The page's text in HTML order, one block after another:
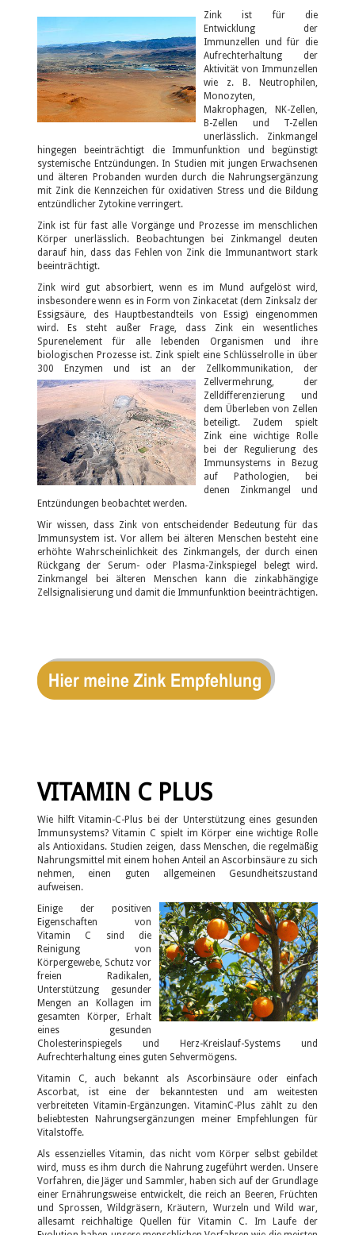
Zink ist für die
Entwicklung der
Immunzellen und für die
Aufrechterhaltung der
Aktivität von Immunzellen
wie z. B. Neutrophilen,
Monozyten,
Makrophagen, NK-Zellen,
B-Zellen und T-Zellen
unerlässlich. Zinkmangel
hingegen beeinträchtigt die Immunfunktion und begünstigt
systemische Entzündungen. In Studien mit jungen Erwachsenen
und älteren Probanden wurden durch die Nahrungsergänzung
mit Zink die Kennzeichen für oxidativen Stress und die Bildung
entzündlicher Zytokine verringert.
Zink ist für fast alle Vorgänge und Prozesse im menschlichen
Körper unerlässlich. Beobachtungen bei Zinkmangel deuten
darauf hin, dass das Fehlen von Zink die Immunantwort stark
beeinträchtigt.
Zink wird gut absorbiert, wenn es im Mund aufgelöst wird,
insbesondere wenn es in Form von Zinkacetat (dem Zinksalz der
Essigsäure, des Hauptbestandteils von Essig) eingenommen
wird. Es steht außer Frage, dass Zink ein wesentliches
Spurenelement für alle lebenden Organismen und ihre
biologischen Prozesse ist. Zink spielt eine Schlüsselrolle in über
300 Enzymen und ist an der Zellkommunikation, der
Zellvermehrung, der
Zelldifferenzierung und
dem Überleben von Zellen
beteiligt. Zudem spielt
Zink eine wichtige Rolle
bei der Regulierung des
Immunsystems in Bezug
auf Pathologien, bei
denen Zinkmangel und
Entzündungen beobachtet werden.
Wir wissen, dass Zink von entscheidender Bedeutung für das
Immunsystem ist. Vor allem bei älteren Menschen besteht eine
erhöhte Wahrscheinlichkeit des Zinkmangels, der durch einen
Rückgang der Serum- oder Plasma-Zinkspiegel belegt wird.
Zinkmangel bei älteren Menschen kann die zinkabhängige
Zellsignalisierung und damit die Immunfunktion beeinträchtigen.
VITAMIN C PLUS
Wie hilft Vitamin-C-Plus bei der Unterstützung eines gesunden
Immunsystems? Vitamin C spielt im Körper eine wichtige Rolle
als Antioxidans. Studien zeigen, dass Menschen, die regelmäßig
Nahrungsmittel mit einem hohen Anteil an Ascorbinsäure zu sich
nehmen, einen guten allgemeinen Gesundheitszustand
aufweisen.
Einige der positiven
Eigenschaften von
Vitamin C sind die
Reinigung von
Körpergewebe, Schutz vor
freien Radikalen,
Unterstützung gesunder
Mengen an Kollagen im
gesamten Körper, Erhalt
eines gesunden
Cholesterinspiegels und Herz-Kreislauf-Systems und
Aufrechterhaltung eines guten Sehvermögens.
Vitamin C, auch bekannt als Ascorbinsäure oder einfach
Ascorbat, ist eine der bekanntesten und am weitesten
verbreiteten Vitamin-Ergänzungen. VitaminC-Plus zählt zu den
beliebtesten Nahrungsergänzungen meiner Empfehlungen für
Vitalstoffe.
Als essenzielles Vitamin, das nicht vom Körper selbst gebildet
wird, muss es ihm durch die Nahrung zugeführt werden. Unsere
Vorfahren, die Jäger und Sammler, haben sich auf der Grundlage
einer Ernährungsweise entwickelt, die reich an Beeren, Früchten
und Sprossen, Wildgräsern, Kräutern, Wurzeln und Wild war,
allesamt reichhaltige Quellen für Vitamin C. Im Laufe der